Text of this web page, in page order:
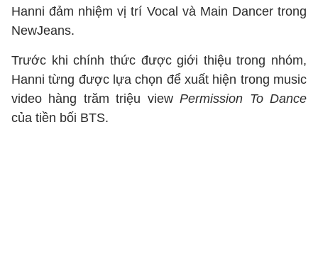
Hanni đảm nhiệm vị trí Vocal và Main Dancer trong
NewJeans.
Trước khi chính thức được giới thiệu trong nhóm,
Hanni từng được lựa chọn để xuất hiện trong music
video hàng trăm triệu viewPermission To Dance
của tiền bối BTS.